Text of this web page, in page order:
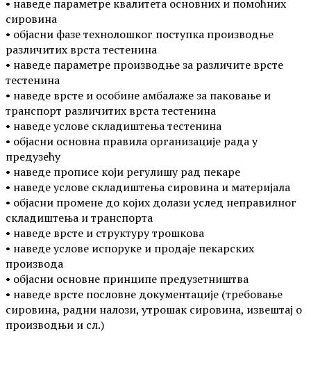
• наведе параметре квалитета основних и помоћних
сировина
• објасни фазе технолошког поступка производње
различитих врста тестенина
• наведе параметре производње за различите врсте
тестенина
• наведе врсте и особине амбалаже за паковање и
транспорт различитих врста тестенина
• наведе услове складиштења тестенина
• објасни основна правила организације рада у
предузећу
• наведе прописе који регулишу рад пекаре
• наведе услове складиштења сировина и материјала
• објасни промене до којих долази услед неправилног
складиштења и транспорта
• наведе врсте и структуру трошкова
• наведе услове испоруке и продаје пекарских
производа
• објасни основне принципе предузетништва
• наведе врсте пословне документације (требовање
сировина, радни налози, утрошак сировина, извештај о
производњи и сл.)